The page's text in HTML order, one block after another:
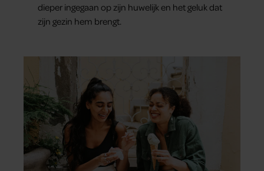
dieper ingegaan op zijn huwelijk en het geluk dat
zijn gezin hem brengt.